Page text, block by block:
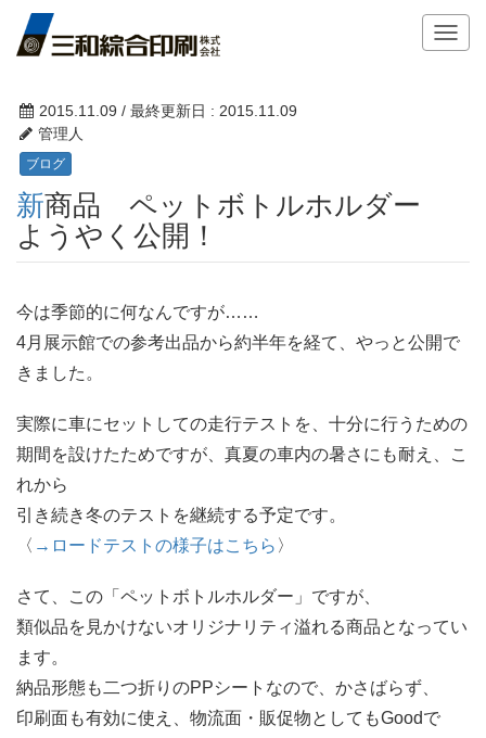
T
i
2015.11.09 / 最終更新日 : 2015.11.09
管理人
ブログ
新商品 ペットボトルホルダー
ようやく公開！
今は季節的に何なんですが……
4月展示館での参考出品から約半年を経て、やっと公開で
きました。
実際に車にセットしての走行テストを、十分に行うための
期間を設けたためですが、真夏の車内の暑さにも耐え、こ
れから
引き続き冬のテストを継続する予定です。
〈 →ロードテストの様子はこちら 〉
さて、この「ペットボトルホルダー」ですが、
類似品を見かけないオリジナリティ溢れる商品となってい
ます。
納品形態も二つ折りのPPシートなので、かさばらず、
印刷面も有効に使え、物流面・販促物としてもGoodで